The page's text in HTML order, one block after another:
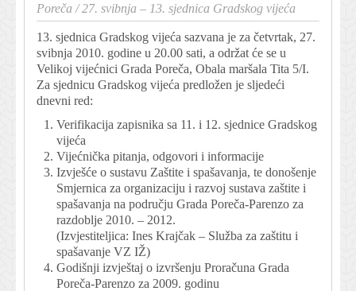
Poreča /27. svibnja – 13. sjednica Gradskog vijeća
13. sjednica Gradskog vijeća sazvana je za četvrtak, 27.
svibnja 2010. godine u 20.00 sati, a održat će se u
Velikoj vijećnici Grada Poreča, Obala maršala Tita 5/I.
Za sjednicu Gradskog vijeća predložen je sljedeći
dnevni red:
Verifikacija zapisnika sa 11. i 12. sjednice Gradskog
vijeća
Vijećnička pitanja, odgovori i informacije
Izvješće o sustavu Zaštite i spašavanja, te donošenje
Smjernica za organizaciju i razvoj sustava zaštite i
spašavanja na području Grada Poreča-Parenzo za
razdoblje 2010. – 2012.
(Izvjestiteljica: Ines Krajčak – Služba za zaštitu i
spašavanje VZ IŽ)
Godišnji izvještaj o izvršenju Proračuna Grada
Poreča-Parenzo za 2009. godinu